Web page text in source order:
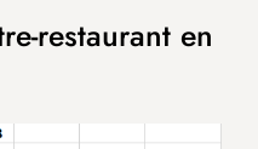
restaurant en